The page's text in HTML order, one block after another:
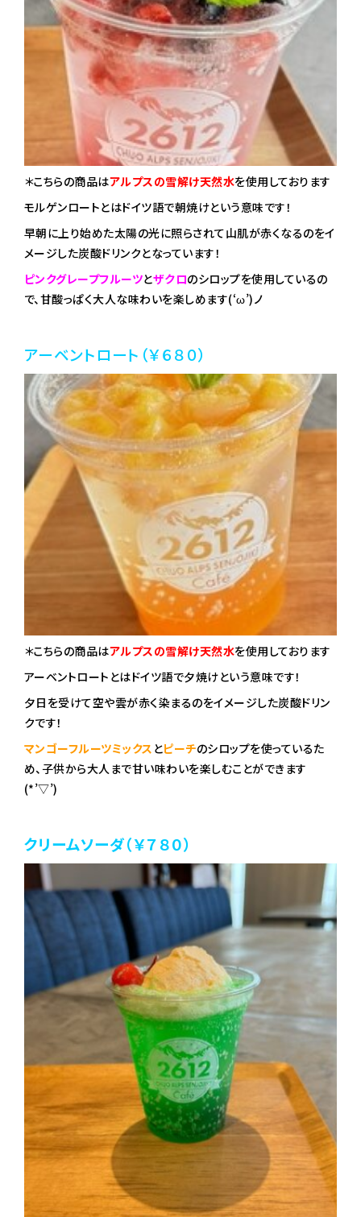
＊こちらの商品はアルプスの雪解け天然水を使用しております
モルゲンロートとはドイツ語で朝焼けという意味です！
早朝に上り始めた太陽の光に照らされて山肌が赤くなるのをイ
メージした炭酸ドリンクとなっています！
ピンクグレープフルーツとザクロのシロップを使用しているの
で、甘酸っぱく大人な味わいを楽しめます(‘ω’)ノ
アーベントロート（￥６８０）
＊こちらの商品はアルプスの雪解け天然水を使用しております
アーベントロートとはドイツ語で夕焼けという意味です！
夕日を受けて空や雲が赤く染まるのをイメージした炭酸ドリン
クです！
マンゴーフルーツミックス とピーチのシロップを使っているた
め、子供から大人まで甘い味わいを楽しむことができます
(*’▽’)
クリームソーダ（￥７８０）